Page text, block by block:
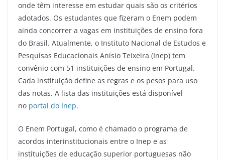
onde têm interesse em estudar quais são os critérios
adotados. Os estudantes que fizeram o Enem podem
ainda concorrer a vagas em instituições de ensino fora
do Brasil. Atualmente, o Instituto Nacional de Estudos e
Pesquisas Educacionais Anísio Teixeira (Inep) tem
convênio com 51 instituições de ensino em Portugal.
Cada instituição define as regras e os pesos para uso
das notas. A lista das instituições está disponível
no portal do Inep.
O Enem Portugal, como é chamado o programa de
acordos interinstitucionais entre o Inep e as
instituições de educação superior portuguesas não